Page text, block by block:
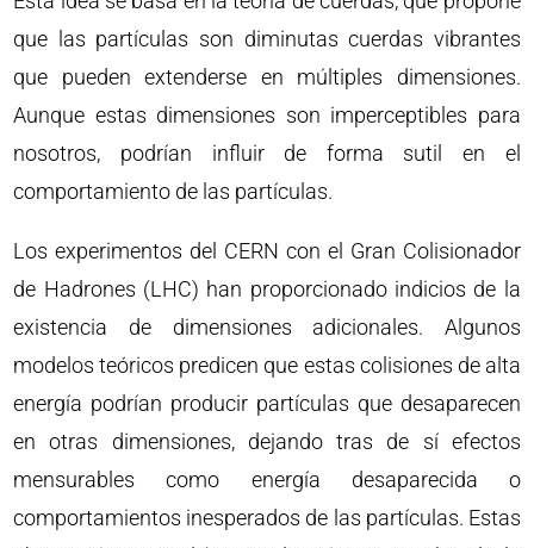
que las partículas son diminutas cuerdas vibrantes
que pueden extenderse en múltiples dimensiones.
Aunque estas dimensiones son imperceptibles para
nosotros, podrían influir de forma sutil en el
comportamiento de las partículas.
Los experimentos del CERN con el Gran Colisionador
de Hadrones (LHC) han proporcionado indicios de la
existencia de dimensiones adicionales. Algunos
modelos teóricos predicen que estas colisiones de alta
energía podrían producir partículas que desaparecen
en otras dimensiones, dejando tras de sí efectos
mensurables como energía desaparecida o
comportamientos inesperados de las partículas. Estas